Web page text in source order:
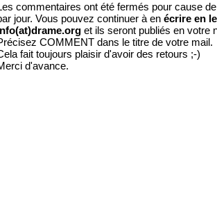
commentaires ont été fermés pour cause
jour. Vous pouvez continuer à en écrire en
et ils seront publiés en votre
COMMENT dans le titre de votre mail.
fait toujours plaisir d'avoir des retours ;-)
d'avance.